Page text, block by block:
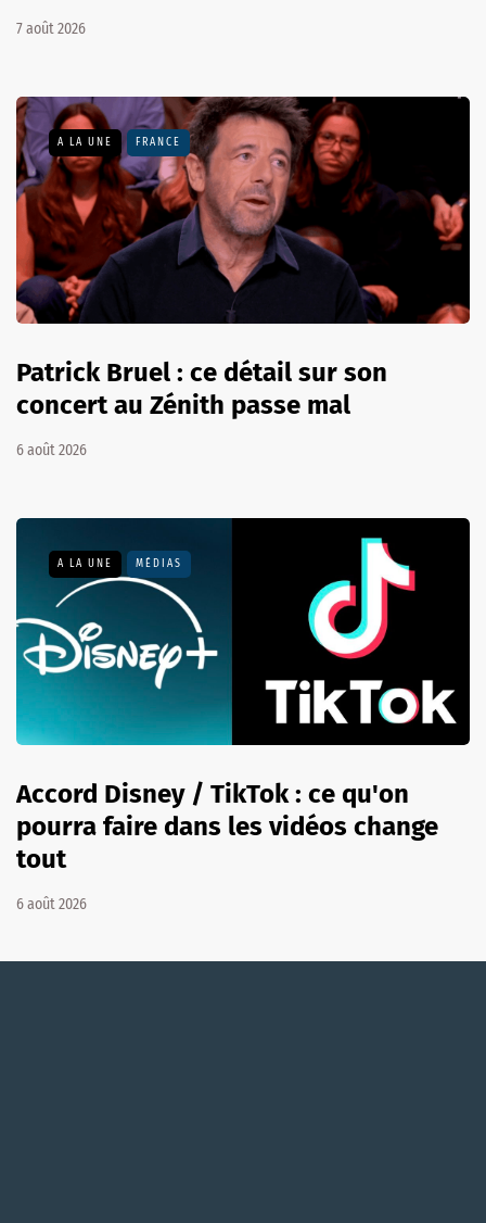
7 août 2026
A LA UNE FRANCE
Patrick Bruel : ce détail sur son
concert au Zénith passe mal
6 août 2026
A LA UNE MÉDIAS
Accord Disney / TikTok : ce qu'on
pourra faire dans les vidéos change
tout
6 août 2026